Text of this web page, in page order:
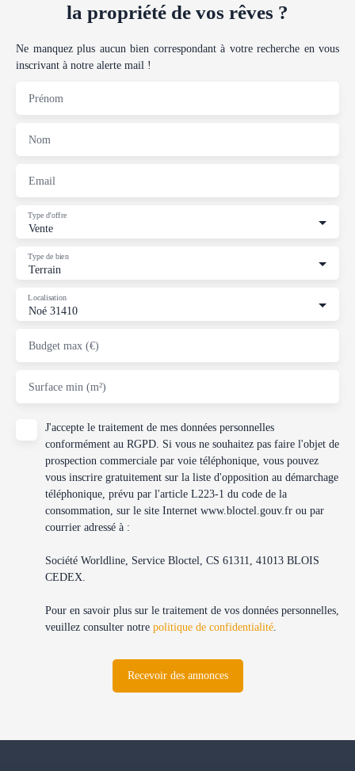
la propriété de vos rêves ?
Ne manquez plus aucun bien correspondant à votre recherche en vous
inscrivant à notre alerte mail !
Prénom
Nom
Email
Vente
Type d'offre
Terrain
Type de bien
Noé 31410
Localisation
Budget max (€)
Surface min (m²)
J'accepte le traitement de mes données personnelles
conformément au RGPD. Si vous ne souhaitez pas faire l'objet de
prospection commerciale par voie téléphonique, vous pouvez
vous inscrire gratuitement sur la liste d'opposition au démarchage
téléphonique, prévu par l'article L223-1 du code de la
consommation, sur le site Internet www.bloctel.gouv.fr ou par
courrier adressé à :
Société Worldline, Service Bloctel, CS 61311, 41013 BLOIS
CEDEX.
Pour en savoir plus sur le traitement de vos données personnelles,
veuillez consulter notre politique de confidentialité
Recevoir des annonces